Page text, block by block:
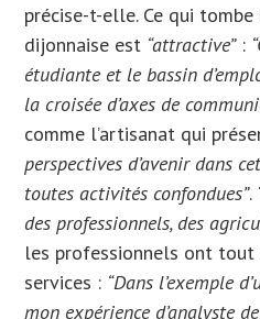
précise-t-elle. Ce qui
dijonnaise est “attractive”:
étudiante et le bassin
la croisée d’axes de
comme l’artisanat qui
perspectives d’avenir dans
toutes activités confondues”.
des professionnels, des
les professionnels ont
services : “Dans l’exemple
mon expérience d’analyste